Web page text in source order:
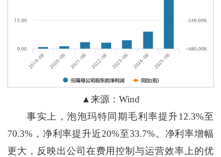
▲来源：Wind
事实上，泡泡玛特同期毛利率提升12.3%至
70.3%，净利率提升近20%至33.7%。净利率增幅
更大，反映出公司在费用控制与运营效率上的优